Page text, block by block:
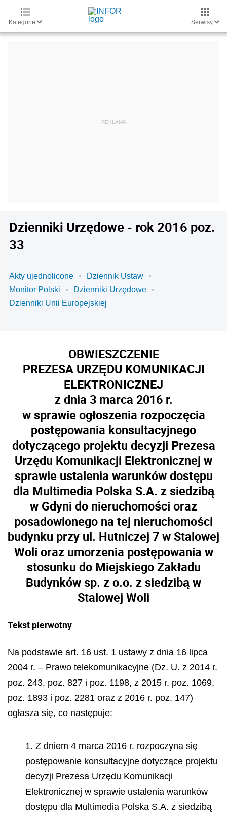
Kategorie Serwisy
Dzienniki Urzędowe - rok 2016 poz.
33
Akty ujednolicone
Dziennik Ustaw
Monitor Polski
Dzienniki Urzędowe
Dzienniki Unii Europejskiej
OBWIESZCZENIE
PREZESA URZĘDU KOMUNIKACJI
ELEKTRONICZNEJ
z dnia 3 marca 2016 r.
w sprawie ogłoszenia rozpoczęcia
postępowania konsultacyjnego
dotyczącego projektu decyzji Prezesa
Urzędu Komunikacji Elektronicznej w
sprawie ustalenia warunków dostępu
dla Multimedia Polska S.A. z siedzibą
w Gdyni do nieruchomości oraz
posadowionego na tej nieruchomości
budynku przy ul. Hutniczej 7 w Stalowej
Woli oraz umorzenia postępowania w
stosunku do Miejskiego Zakładu
Budynków sp. z o.o. z siedzibą w
Stalowej Woli
Tekst pierwotny
Na podstawie art. 16 ust. 1 ustawy z dnia 16 lipca
2004 r. – Prawo telekomunikacyjne (Dz. U. z 2014 r.
poz. 243, poz. 827 i poz. 1198, z 2015 r. poz. 1069,
poz. 1893 i poz. 2281 oraz z 2016 r. poz. 147)
ogłasza się, co następuje:
1. Z dniem 4 marca 2016 r. rozpoczyna się
postępowanie konsultacyjne dotyczące projektu
decyzji Prezesa Urzędu Komunikacji
Elektronicznej w sprawie ustalenia warunków
dostępu dla Multimedia Polska S.A. z siedzibą